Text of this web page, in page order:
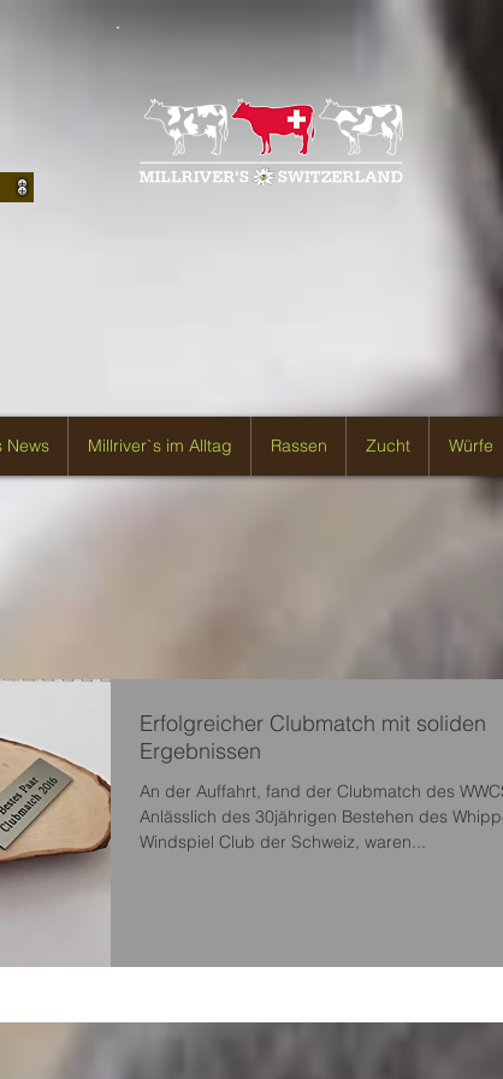
News Millriver`s im Alltag Rassen Zucht Würfe
Erfolgreicher Clubmatch mit soliden
Ergebnissen
An der Auffahrt, fand der Clubmatch des
Anlässlich des 30jährigen Bestehen des Whippet und
Windspiel Club der Schweiz, waren...